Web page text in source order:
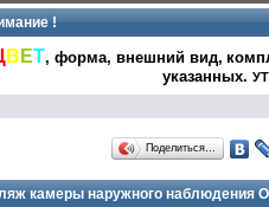
!
В ЕТ, форма, внешний вид,
указанных.
Поделиться…
камеры наружного наблюдения